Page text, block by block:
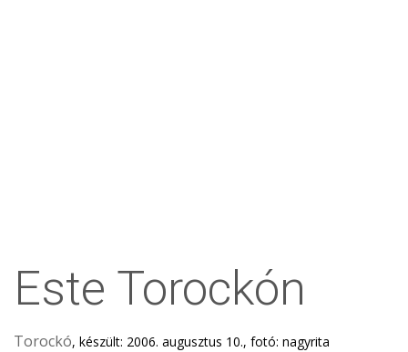
Este Torockón
Torockó, készült: 2006. augusztus 10., fotó: nagyrita